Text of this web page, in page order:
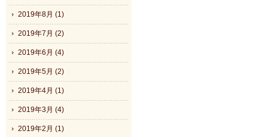
2019年8月 (1)
2019年7月 (2)
2019年6月 (4)
2019年5月 (2)
2019年4月 (1)
2019年3月 (4)
2019年2月 (1)